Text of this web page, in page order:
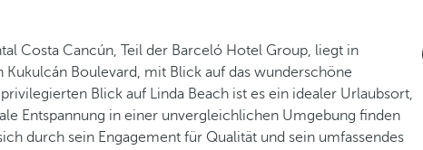
Costa Cancún, Teil der Barceló Hotel Group, liegt in
Kukulcán Boulevard, mit Blick auf das wunderschöne
Blick auf Linda Beach ist es ein idealer Urlaubsort,
Entspannung in einer unvergleichlichen Umgebung finden
durch sein Engagement für Qualität und sein umfassendes